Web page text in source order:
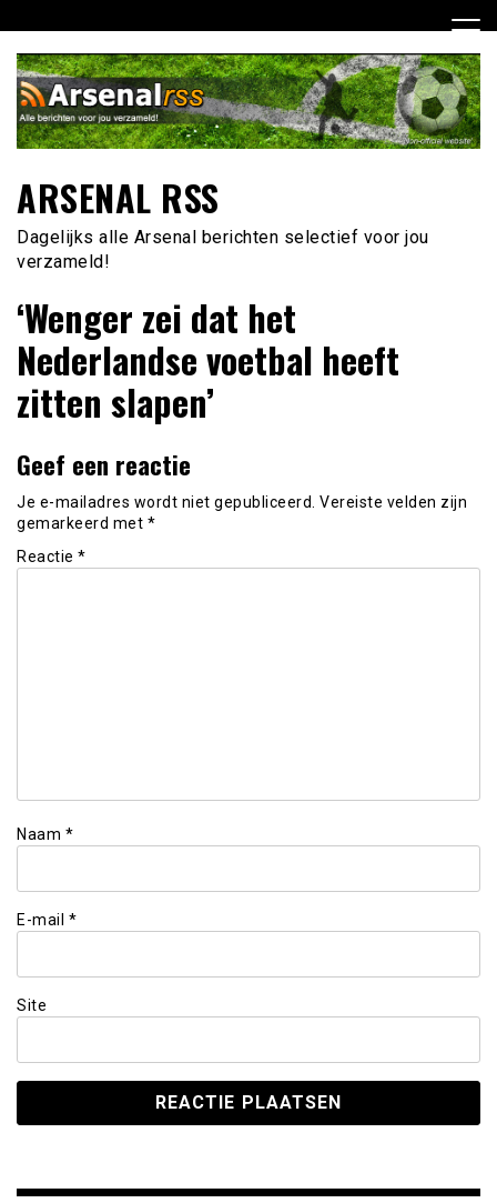
naar
inhoud
ARSENAL RSS
Dagelijks alle Arsenal berichten selectief voor jou
verzameld!
‘Wenger zei dat het
Nederlandse voetbal heeft
zitten slapen’
Geef een reactie
Je e-mailadres wordt niet gepubliceerd. Vereiste velden zijn
gemarkeerd met *
Reactie *
Naam *
E-mail *
Site